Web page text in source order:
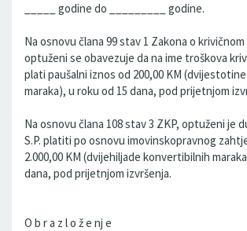
_____ godine do _________ godine.
Na osnovu člana 99 stav 1 Zakona o
optuženi se obavezuje da na ime troškova
plati paušalni iznos od 200,00 KM
maraka), u roku od 15 dana, pod prijetnjom
Na osnovu člana 108 stav 3 ZKP, optuženi je
S.P. platiti po osnovu imovinskopravnog
2.000,00 KM (dvijehiljade konvertibilnih
dana, pod prijetnjom izvršenja.
O b r a z l o ž e nj e